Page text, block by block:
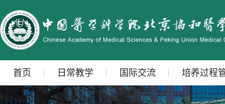
首页 日常教学 国际交流 培养过程